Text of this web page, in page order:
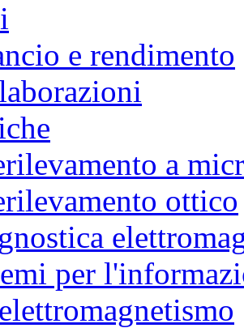
e rendimento
a
ottico
per